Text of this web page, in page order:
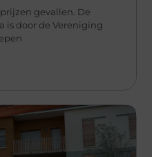
gevallen. De
is door de Vereniging